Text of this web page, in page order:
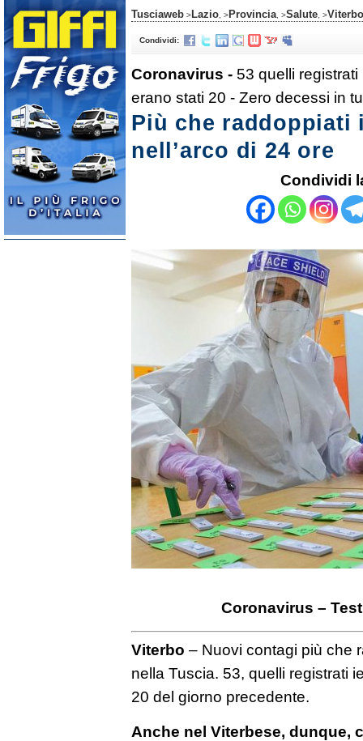
Tusciaweb >Lazio , >Provincia , >Salute , >Viterbo
Condividi:
Coronavirus - 53 quelli
erano stati 20 - Zero decessi in
Più che raddoppiati
nell’arco di 24 ore
Condividi
Coronavirus –
Viterbo – Nuovi contagi più che
nella Tuscia. 53, quelli registrati
20 del giorno precedente.
Anche nel Viterbese, dunque,